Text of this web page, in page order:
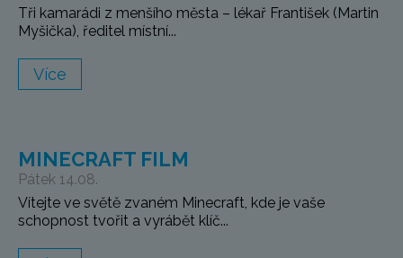
Tři kamarádi z menšího města – lékař František (Martin
Myšička), ředitel místní...
Více
MINECRAFT FILM
Pátek 14.08.
Vítejte ve světě zvaném Minecraft, kde je vaše
schopnost tvořit a vyrábět klíč...